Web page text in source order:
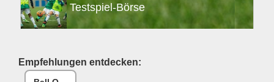
Testspiel-Börse
Empfehlungen entdecken: